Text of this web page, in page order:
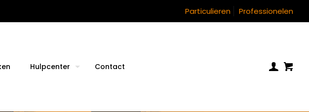
Particulieren Professionelen
Hulpcenter Contact